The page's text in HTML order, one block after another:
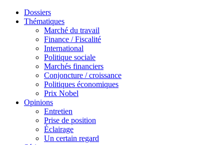
Dossiers
Thématiques
Marché du travail
Finance / Fiscalité
International
Politique sociale
Marchés financiers
Conjoncture / croissance
Politiques économiques
Prix Nobel
Opinions
Entretien
Prise de position
Éclairage
Un certain regard